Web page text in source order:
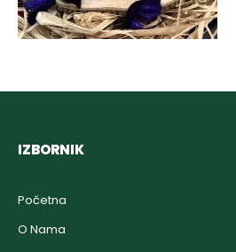
IZBORNIK
Početna
O Nama